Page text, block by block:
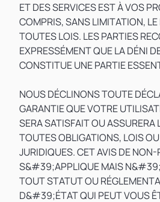
ET DES SERVICES EST À VOS
COMPRIS, SANS LIMITATION, LE
TOUTES LOIS. LES PARTIES
EXPRESSÉMENT QUE LA DÉNI
CONSTITUE UNE PARTIE
NOUS DÉCLINONS TOUTE
GARANTIE QUE VOTRE
SERA SATISFAIT OU ASSURERA
TOUTES OBLIGATIONS, LOIS
JURIDIQUES. CET AVIS DE
S&#39;APPLIQUE MAIS
TOUT STATUT OU
D&#39;ÉTAT QUI PEUT VOUS